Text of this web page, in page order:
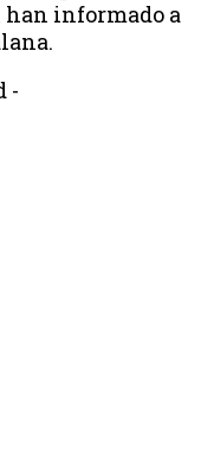
han informado a
-